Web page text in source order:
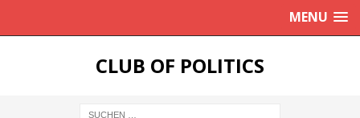
MENU
CLUB OF POLITICS